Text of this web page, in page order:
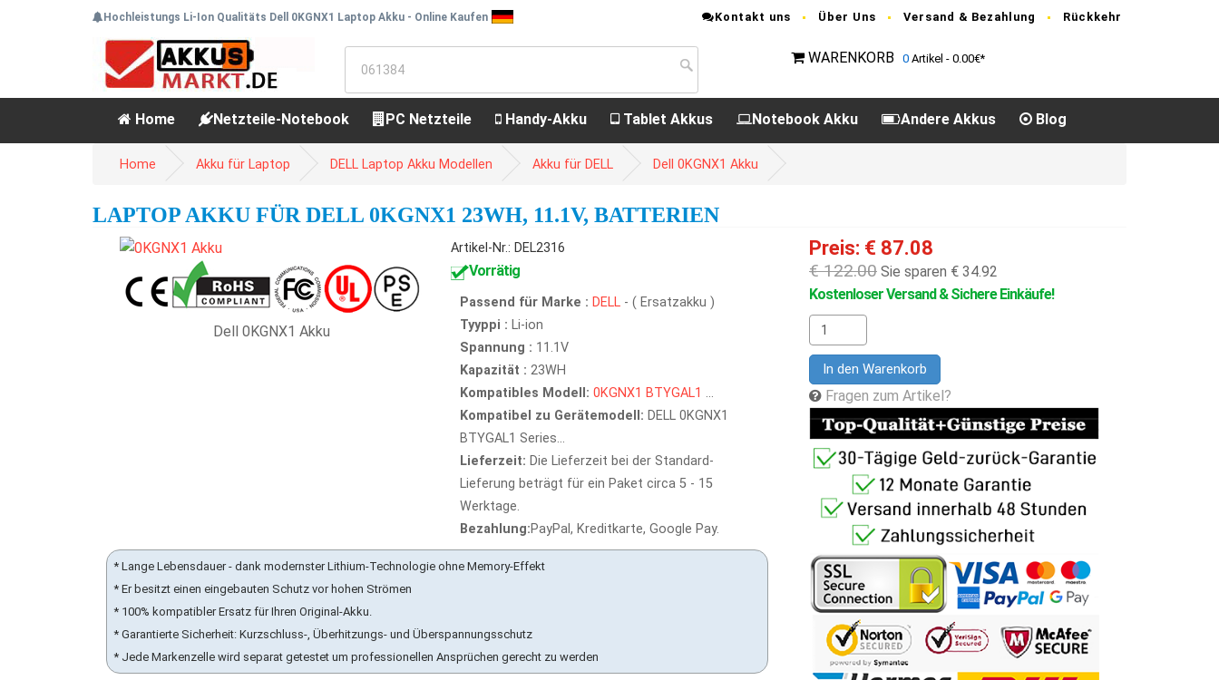
Hochleistungs Li-Ion Qualitäts Dell 0KGNX1 Laptop Akku - Online Kaufen Kontakt uns Über Uns Versand & Bezahlung Rückkehr
WARENKORB 0 Artikel - 0.00€*
Home Netzteile-Notebook PC Netzteile Handy-Akku Tablet Akkus Notebook Akku Andere Akkus Blog
Home Akku für Laptop DELL Laptop Akku Modellen Akku für DELL Dell 0KGNX1 Akku
LAPTOP AKKU FÜR DELL 0KGNX1 23WH, 11.1V, BATTERIEN
Dell 0KGNX1 Akku
Artikel-Nr.: DEL2316
Vorrätig
Passend für Marke : DELL - ( Ersatzakku )
Tyyppi : Li-ion
Spannung : 11.1V
Kapazität : 23WH
Kompatibles Modell: 0KGNX1 BTYGAL1 ...
Kompatibel zu Gerätemodell: DELL 0KGNX1
BTYGAL1 Series...
Lieferzeit: Die Lieferzeit bei der Standard-
Lieferung beträgt für ein Paket circa 5 - 15
Werktage.
Bezahlung:PayPal, Kreditkarte, Google Pay.
* Lange Lebensdauer - dank modernster Lithium-Technologie ohne Memory-Effekt
* Er besitzt einen eingebauten Schutz vor hohen Strömen
* 100% kompatibler Ersatz für Ihren Original-Akku.
* Garantierte Sicherheit: Kurzschluss-, Überhitzungs- und Überspannungsschutz
* Jede Markenzelle wird separat getestet um professionellen Ansprüchen gerecht zu werden
Preis: € 87.08
€ 122.00 Sie sparen € 34.92
Kostenloser Versand & Sichere Einkäufe!
In den Warenkorb
Fragen zum Artikel?